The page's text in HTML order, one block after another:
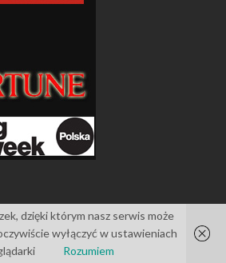
powered byWordPress
dzięki którym nasz serwis może
wyłączyć w ustawieniach
Rozumiem